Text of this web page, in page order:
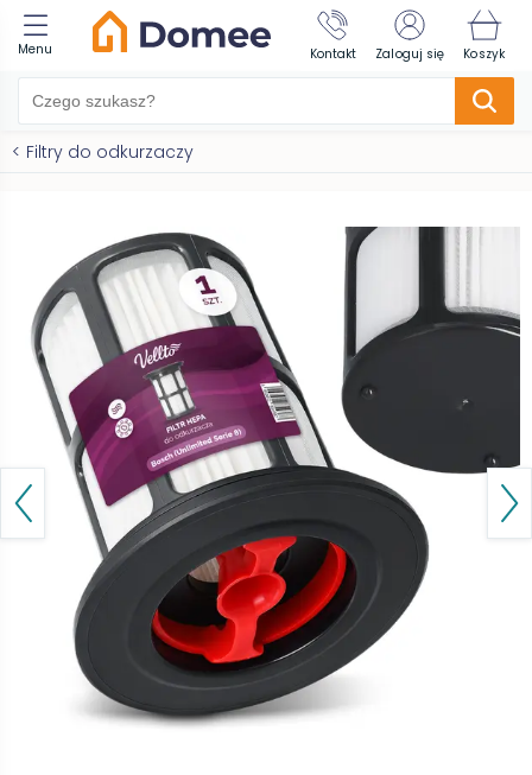
Menu Kontakt Zaloguj się Koszyk
< Filtry do odkurzaczy